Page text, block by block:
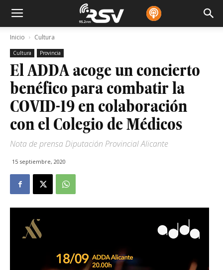
Inicio Cultura
Cultura Provincia
El ADDA acoge un concierto
benéfico para combatir la
COVID-19 en colaboración
con el Colegio de Médicos
Nota de prensa Diputación Provincial Alicante
15 septiembre, 2020